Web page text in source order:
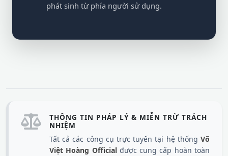
phát sinh từ phía người sử dụng.
THÔNG TIN PHÁP LÝ & MIỄN TRỪ TRÁCH
NHIỆM
Tất cả các công cụ trực tuyến tại hệ thống Võ
Việt Hoàng Officialđược cung cấp hoàn toàn